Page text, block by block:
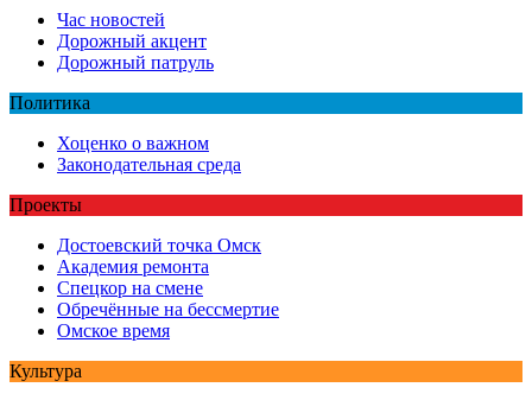
Час новостей
Дорожный акцент
Дорожный патруль
Политика
Хоценко о важном
Законодательная среда
Проекты
Достоевский точка Омск
Академия ремонта
Спецкор на смене
Обречённые на бессмертие
Омское время
Культура